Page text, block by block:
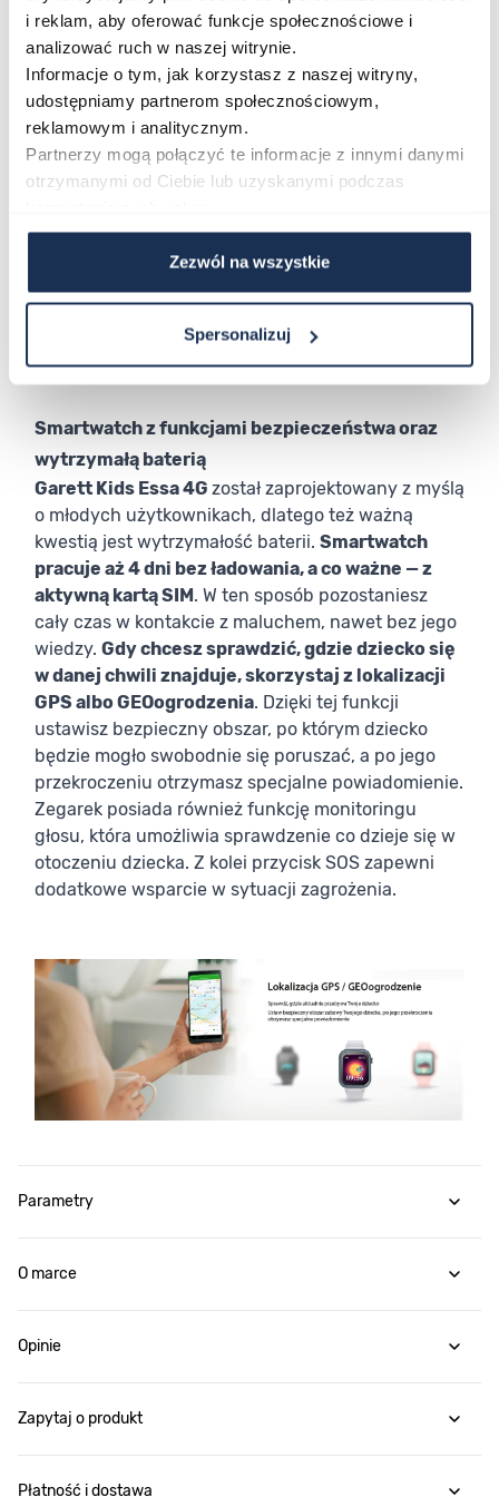
i reklam, aby oferować funkcje społecznościowe i
analizować ruch w naszej witrynie.
Informacje o tym, jak korzystasz z naszej witryny,
udostępniamy partnerom społecznościowym,
reklamowym i analitycznym.
Partnerzy mogą połączyć te informacje z innymi danymi
otrzymanymi od Ciebie lub uzyskanymi podczas
Zezwól na wszystkie
Spersonalizuj
dostęp do funkcji takich jak plan lekcji czy gra
matematyczna. Radość sprawi mu też
odtwarzanie muzyki na słuchawkach
bezprzewodowych za pomocą połączenia
Bluetooth.
Smartwatch z funkcjami bezpieczeństwa oraz
wytrzymałą baterią
Garett Kids Essa 4G został zaprojektowany z myślą
o młodych użytkownikach, dlatego też ważną
kwestią jest wytrzymałość baterii. Smartwatch
pracuje aż 4 dni bez ładowania, a co ważne — z
aktywną kartą SIM. W ten sposób pozostaniesz
cały czas w kontakcie z maluchem, nawet bez jego
wiedzy. Gdy chcesz sprawdzić, gdzie dziecko się
w danej chwili znajduje, skorzystaj z lokalizacji
GPS albo GEOogrodzenia. Dzięki tej funkcji
ustawisz bezpieczny obszar, po którym dziecko
będzie mogło swobodnie się poruszać, a po jego
przekroczeniu otrzymasz specjalne powiadomienie.
Zegarek posiada również funkcję monitoringu
głosu, która umożliwia sprawdzenie co dzieje się w
otoczeniu dziecka. Z kolei przycisk SOS zapewni
dodatkowe wsparcie w sytuacji zagrożenia.
Parametry
O marce
Opinie
Zapytaj o produkt
Płatność i dostawa